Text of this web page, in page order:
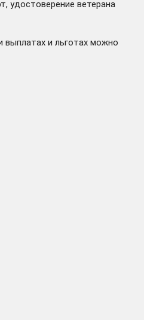
удостоверение ветерана
выплатах и льготах можно